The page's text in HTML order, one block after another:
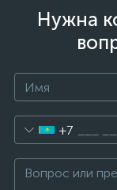
Нужна
+7